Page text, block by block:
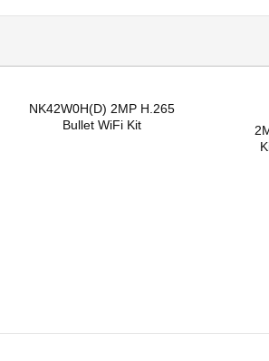
NK42W0H(D) 2MP H.265
Bullet WiFi Kit